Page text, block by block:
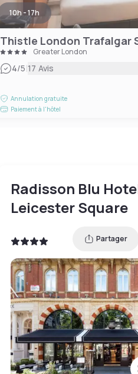
10h - 17h
Thistle London Trafalgar
Greater London
4/5|17 Avis
Annulation gratuite
Paiement à l'hôtel
Radisson Blu
Leicester Square
Partager